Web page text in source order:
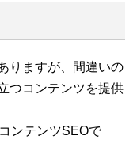
りますが、間違いの
つコンテンツを提供
ンテンツSEOで